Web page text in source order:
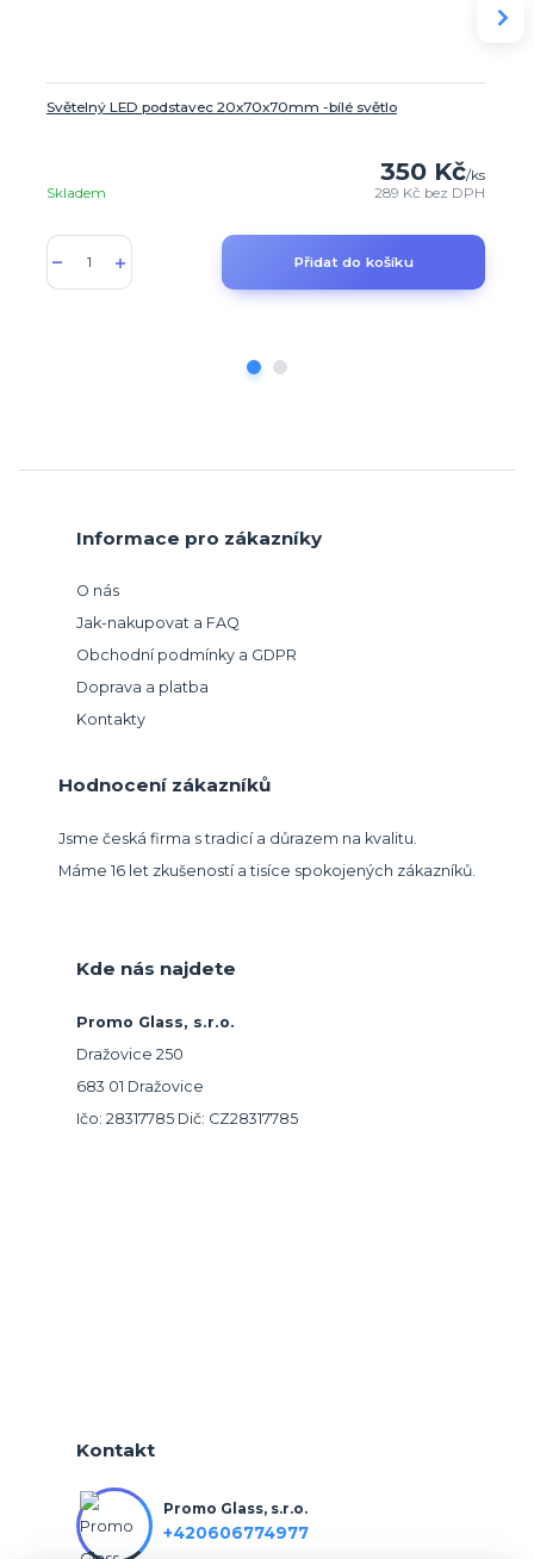
Světelný LED podstavec 20x70x70mm -bílé světlo
350 Kč/ks
289 Kč bez DPH
Skladem
Přidat do košíku
Informace pro zákazníky
O nás
Jak-nakupovat a FAQ
Obchodní podmínky a GDPR
Doprava a platba
Kontakty
Hodnocení zákazníků
Jsme česká firma s tradicí a důrazem na kvalitu.
Máme 16 let zkušeností a tisíce spokojených zákazníků.
Kde nás najdete
Promo Glass, s.r.o.
Dražovice 250
683 01 Dražovice
Ičo: 28317785 Dič: CZ28317785
Kontakt
Promo Glass, s.r.o.
+420606774977